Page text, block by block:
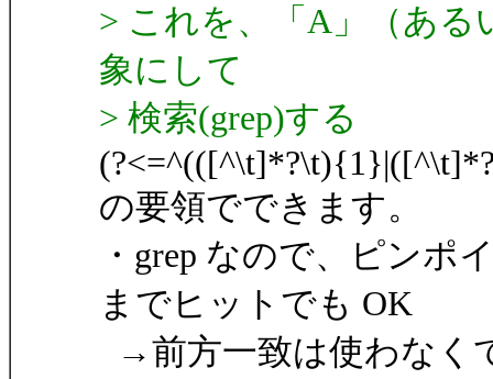
> これを、「A」（あ
象にして
> 検索(grep)する
の要領でできます。
・grep なので、ピンポ
までヒットでも OK
→前方一致は使わなく